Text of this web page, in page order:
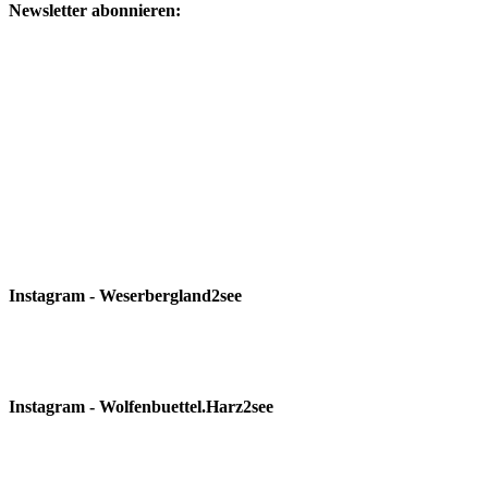
Newsletter abonnieren:
Instagram - Weserbergland2see
Instagram - Wolfenbuettel.Harz2see